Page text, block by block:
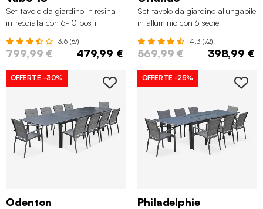
Set tavolo da giardino in resina
intrecciata con 6-10 posti
3.6 (67)
799,99 € 479,99 €
Set tavolo da giardino allungabile
in alluminio con 6 sedie
4.3 (72)
569,99 € 398,99 €
OFFERTE -30%
Odenton
OFFERTE -25%
Philadelphie